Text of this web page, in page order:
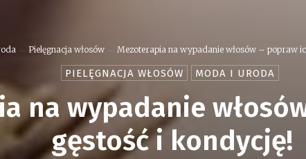
Pielęgnacja włosów Mezoterapia na wypadanie włosów – popraw
PIELĘGNACJA WŁOSÓW MODA I URODA
na wypadanie
gęstość i kondycję!